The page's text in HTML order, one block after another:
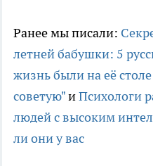
Ранее мы писали:
летней бабушки: 5
жизнь были на её
советую"иПсихологи
людей с высоким
ли они у вас